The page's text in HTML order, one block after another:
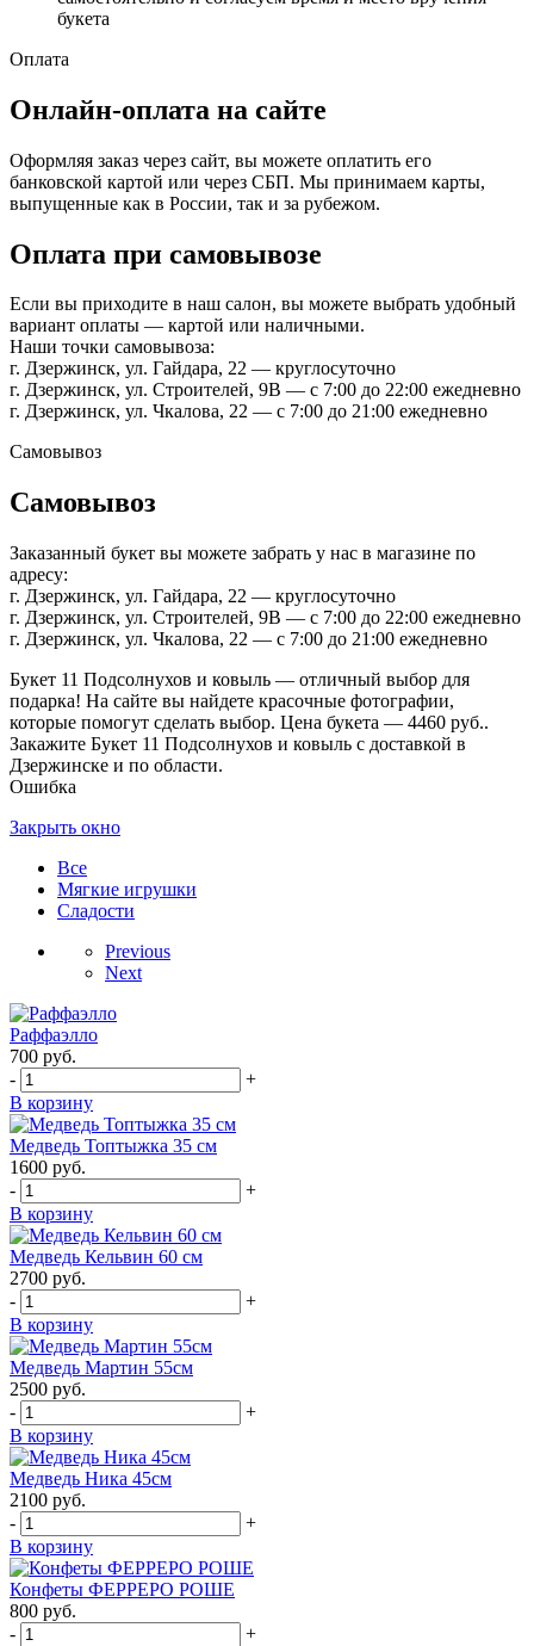
букета
Оплата
Онлайн-оплата на сайте
Оформляя заказ через сайт, вы можете оплатить его
банковской картой или через СБП. Мы принимаем карты,
выпущенные как в России, так и за рубежом.
Оплата при самовывозе
Если вы приходите в наш салон, вы можете выбрать удобный
вариант оплаты — картой или наличными.
Наши точки самовывоза:
г. Дзержинск, ул. Гайдара, 22 — круглосуточно
г. Дзержинск, ул. Строителей, 9В — с 7:00 до 22:00 ежедневно
г. Дзержинск, ул. Чкалова, 22 — с 7:00 до 21:00 ежедневно
Самовывоз
Самовывоз
Заказанный букет вы можете забрать у нас в магазине по
адресу:
г. Дзержинск, ул. Гайдара, 22 — круглосуточно
г. Дзержинск, ул. Строителей, 9В — с 7:00 до 22:00 ежедневно
г. Дзержинск, ул. Чкалова, 22 — с 7:00 до 21:00 ежедневно
Букет 11 Подсолнухов и ковыль — отличный выбор для
подарка! На сайте вы найдете красочные фотографии,
которые помогут сделать выбор. Цена букета — 4460 руб..
Закажите Букет 11 Подсолнухов и ковыль с доставкой в
Дзержинске и по области.
Ошибка
Закрыть окно
Все
Мягкие игрушки
Сладости
Previous
Next
Раффаэлло
700 руб.
-
+
В корзину
Медведь Топтыжка 35 см
1600 руб.
-
+
В корзину
Медведь Кельвин 60 см
2700 руб.
-
+
В корзину
Медведь Мартин 55см
2500 руб.
-
+
В корзину
Медведь Ника 45см
2100 руб.
-
+
В корзину
Конфеты ФЕРРЕРО РОШЕ
800 руб.
-
+